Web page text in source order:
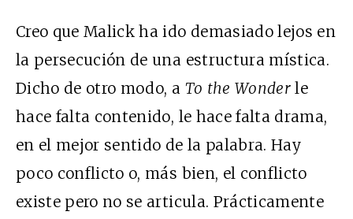
Creo que Malick ha ido demasiado lejos en
la persecución de una estructura mística.
Dicho de otro modo, a To the Wonderle
hace falta contenido, le hace falta drama,
en el mejor sentido de la palabra. Hay
poco conflicto o, más bien, el conflicto
existe pero no se articula. Prácticamente